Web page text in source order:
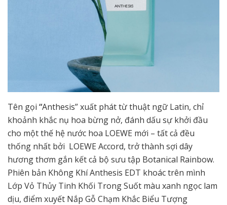
Tên gọi “Anthesis” xuất phát từ thuật ngữ Latin, chỉ
khoảnh khắc nụ hoa bừng nở, đánh dấu sự khởi đầu
cho một thế hệ nước hoa LOEWE mới – tất cả đều
thống nhất bởi LOEWE Accord, trở thành sợi dây
hương thơm gắn kết cả bộ sưu tập Botanical Rainbow.
Phiên bản Không Khí Anthesis EDT khoác trên mình
Lớp Vỏ Thủy Tinh Khối Trong Suốt màu xanh ngọc lam
dịu, điểm xuyết Nắp Gỗ Chạm Khắc Biểu Tượng